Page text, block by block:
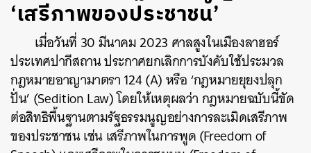
‘เสรีภาพของประชาชน’
เมื่อวันที่ 30 มีนาคม 2023 ศาลสูงในเมืองลาฮอร์
ประเทศปากีสถาน ประกาศยกเลิกการบังคับใช้ประมวล
กฎหมายอาญามาตรา 124 (A) หรือ ‘กฎหมายยุยงปลุก
ปั่น’ (Sedition Law) โดยให้เหตุผลว่า กฎหมายฉบับนี้ขัด
ต่อสิทธิพื้นฐานตามรัฐธรรมนูญอย่างการละเมิดเสรีภาพ
ของประชาชน เช่น เสรีภาพในการพูด (Freedom of